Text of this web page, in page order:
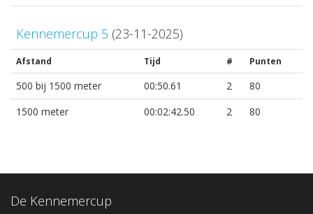
Kennemercup 5 (23-11-2025)
Afstand Tijd # Punten
500 bij 1500 meter 00:50.61 2
80
1500 meter
00:02:42.50 2 80
De Kennemercup